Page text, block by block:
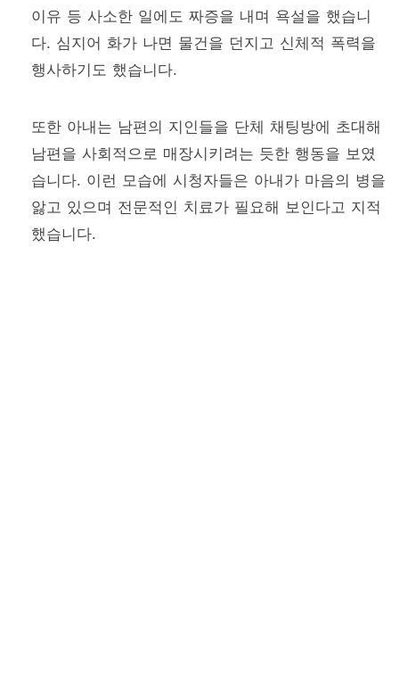
이유 등 사소한 일에도 짜증을 내며 욕설을 했습니
다. 심지어 화가 나면 물건을 던지고 신체적 폭력을
행사하기도 했습니다.
또한 아내는 남편의 지인들을 단체 채팅방에 초대해
남편을 사회적으로 매장시키려는 듯한 행동을 보였
습니다. 이런 모습에 시청자들은 아내가 마음의 병을
앓고 있으며 전문적인 치료가 필요해 보인다고 지적
했습니다.